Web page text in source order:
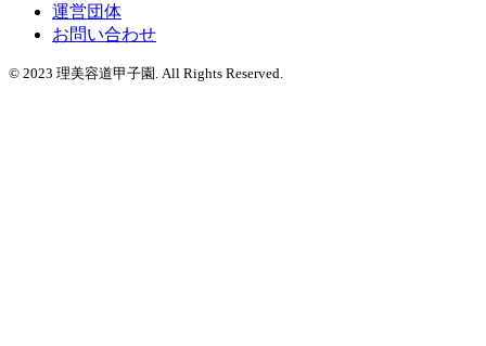
運営団体
お問い合わせ
© 2023 理美容道甲子園. All Rights Reserved.